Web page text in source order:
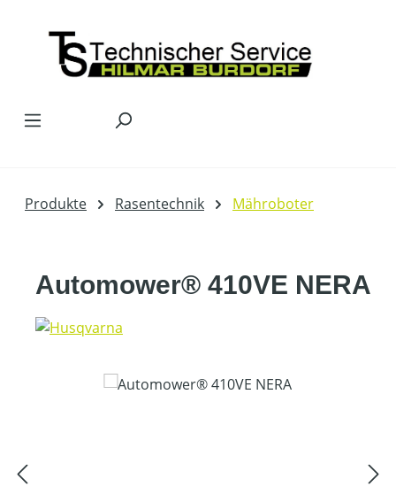
Produkte Rasentechnik Mähroboter
Automower® 410VE NERA
Bildergalerie überspringen